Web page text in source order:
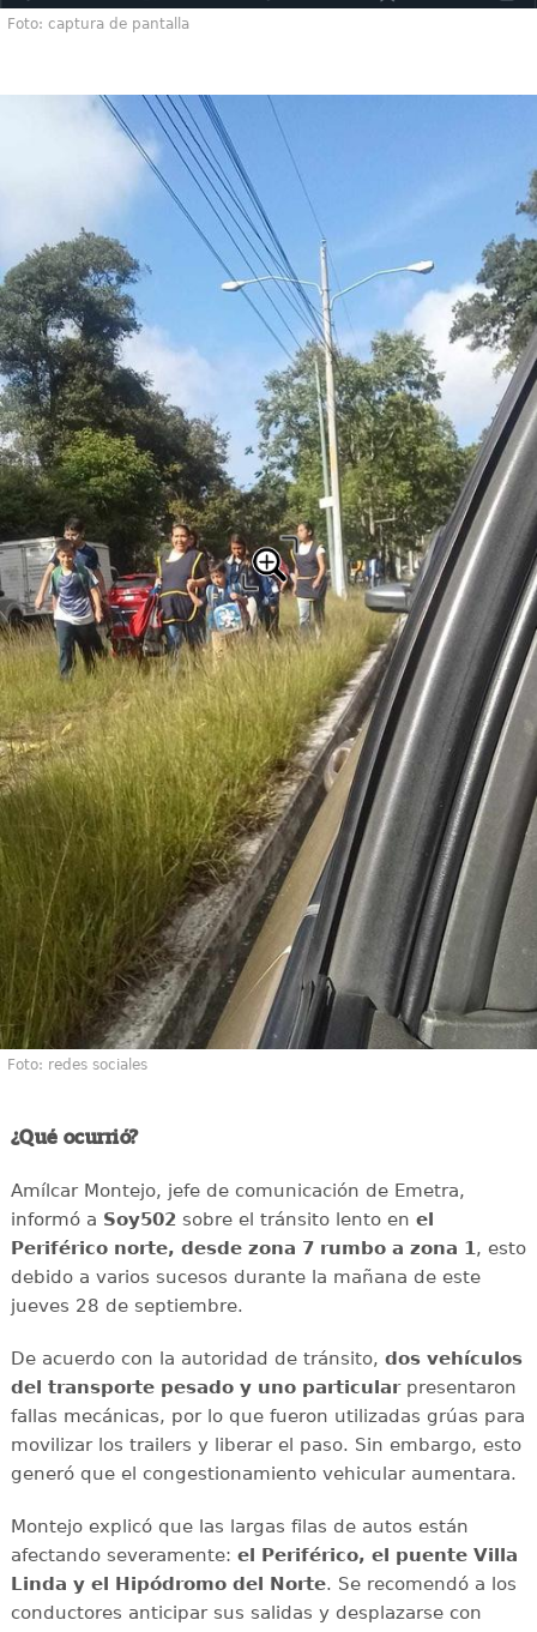
Foto: captura de pantalla
Foto: redes sociales
¿Qué ocurrió?
Amílcar Montejo, jefe de comunicación de Emetra,
informó a Soy502sobre el tránsito lento en el
Periférico norte, desde zona 7 rumbo a zona 1, esto
debido a varios sucesos durante la mañana de este
jueves 28 de septiembre.
De acuerdo con la autoridad de tránsito, dos vehículos
del transporte pesado y uno particularpresentaron
fallas mecánicas, por lo que fueron utilizadas grúas para
movilizar los trailers y liberar el paso. Sin embargo, esto
generó que el congestionamiento vehicular aumentara.
Montejo explicó que las largas filas de autos están
afectando severamente: el Periférico, el puente Villa
Linda y el Hipódromo del Norte. Se recomendó a los
conductores anticipar sus salidas y desplazarse con